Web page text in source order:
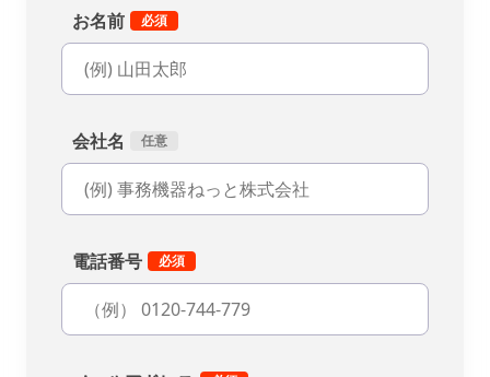
お名前
会社名
電話番号